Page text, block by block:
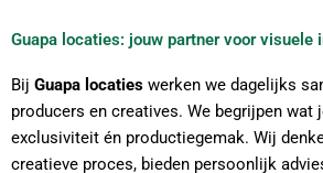
Guapa locaties: jouw partner voor visuele
Bij Guapa locaties werken we dagelijks
producers en creatives. We begrijpen wat
exclusiviteit én productiegemak. Wij
creatieve proces, bieden persoonlijk